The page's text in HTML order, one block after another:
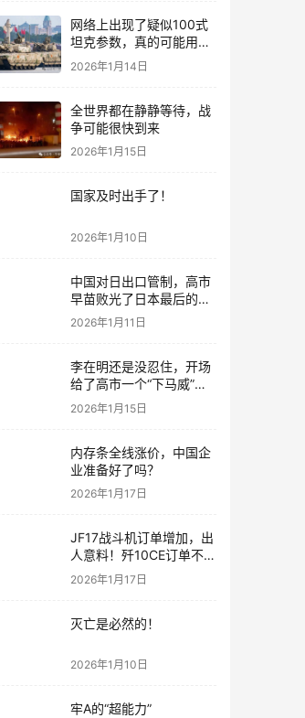
网络上出现了疑似100式
坦克参数，真的可能用了
钛合金装甲！
2026年1月14日
全世界都在静静等待，战
争可能很快到来
2026年1月15日
国家及时出手了！
2026年1月10日
中国对日出口管制，高市
早苗败光了日本最后的国
运
2026年1月11日
李在明还是没忍住，开场
给了高市一个“下马威”，
还特意提到中国
2026年1月15日
内存条全线涨价，中国企
业准备好了吗？
2026年1月17日
JF17战斗机订单增加，出
人意料！歼10CE订单不要
急，都会有的！
2026年1月17日
灭亡是必然的！
2026年1月10日
牢A的“超能力”